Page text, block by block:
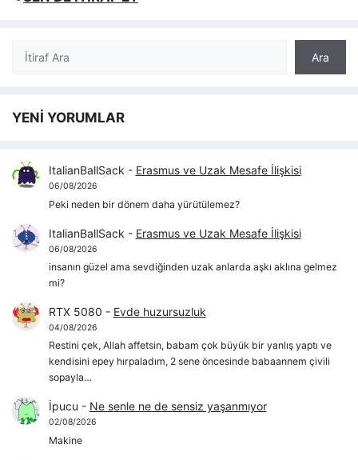
Ara
Ara
YENİ YORUMLAR
ItalianBallSack - Erasmus ve Uzak Mesafe İlişkisi
06/08/2026
Peki neden bir dönem daha yürütülemez?
ItalianBallSack - Erasmus ve Uzak Mesafe İlişkisi
06/08/2026
insanın güzel ama sevdiğinden uzak anlarda aşkı aklına gelmez
mi?
RTX 5080 - Evde huzursuzluk
04/08/2026
Restini çek, Allah affetsin, babam çok büyük bir yanlış yaptı ve
kendisini epey hırpaladım, 2 sene öncesinde babaannem çivili
sopayla…
İpucu - Ne senle ne de sensiz yaşanmıyor
02/08/2026
Makine